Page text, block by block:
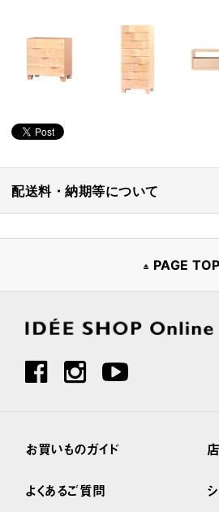
配送料・納期等について
PAGE TOP
お買いものガイド
よくあるご質問